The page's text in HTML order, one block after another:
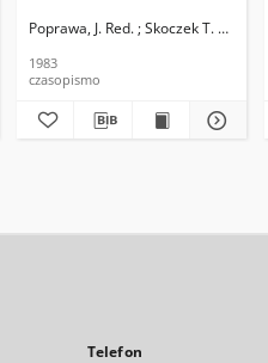
Skoczek, T. Red.
Poprawa, J. Red. ; Skoczek T. Red.
1983
czasopismo
Telefon